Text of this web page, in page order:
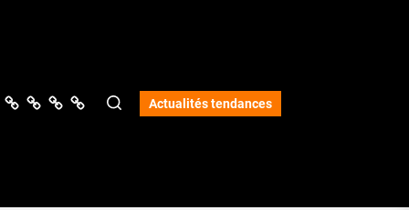
Science
Lifestyle
OpinionsServices Actualités tendances